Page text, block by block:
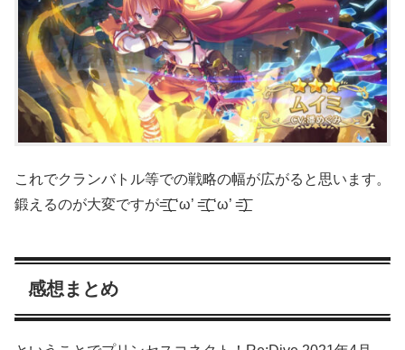
これでクランバトル等での戦略の幅が広がると思います。
鍛えるのが大変ですが=͟͟͞͞( ‘ω’ =͟͟͞͞( ‘ω’ =͟͟͞͞)
感想まとめ